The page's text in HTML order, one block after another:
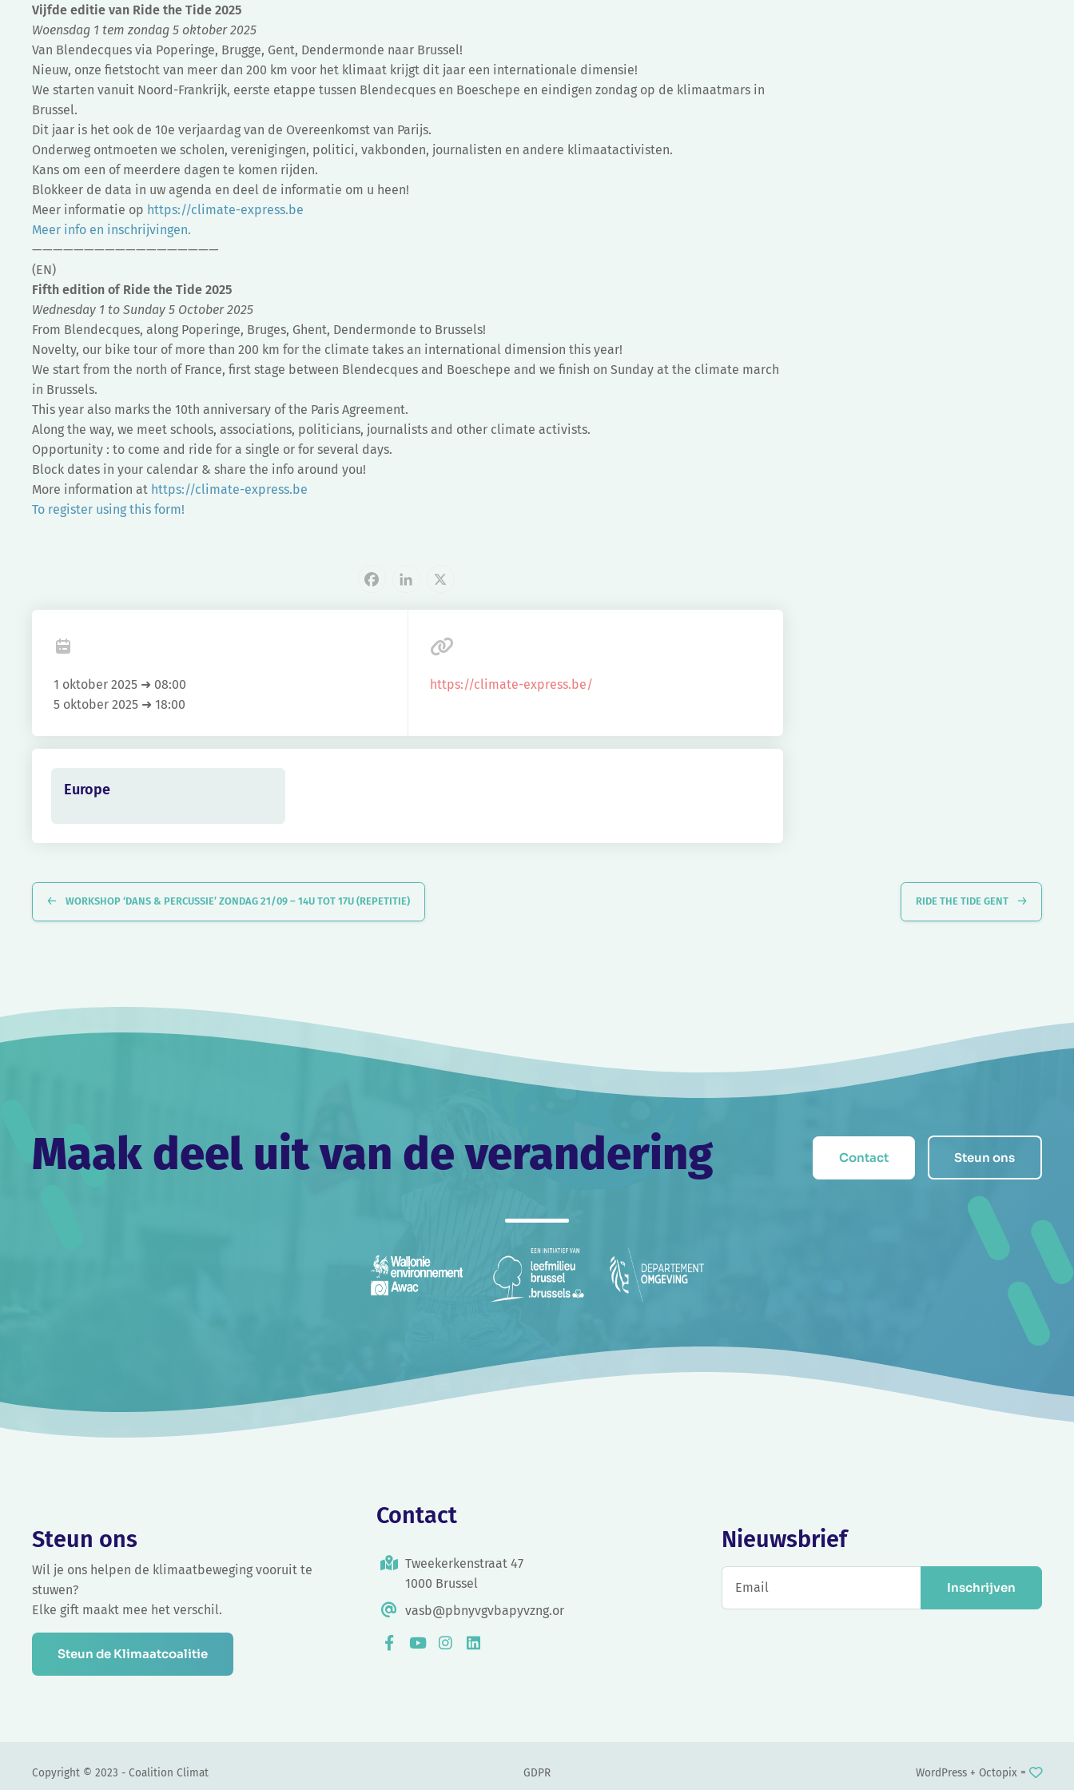
Vijfde editie van Ride the Tide 2025
Woensdag 1 tem zondag 5 oktober 2025
Van Blendecques via Poperinge, Brugge, Gent, Dendermonde naar Brussel!
Nieuw, onze fietstocht van meer dan 200 km voor het klimaat krijgt dit jaar een internationale dimensie!
We starten vanuit Noord-Frankrijk, eerste etappe tussen Blendecques en Boeschepe en eindigen zondag op de klimaatmars in
Brussel.
Dit jaar is het ook de 10e verjaardag van de Overeenkomst van Parijs.
Onderweg ontmoeten we scholen, verenigingen, politici, vakbonden, journalisten en andere klimaatactivisten.
Kans om een of meerdere dagen te komen rijden.
Blokkeer de data in uw agenda en deel de informatie om u heen!
Meer informatie op https://climate-express.be
Meer info en inschrijvingen.
——————————————————
(EN)
Fifth edition of Ride the Tide 2025
Wednesday 1 to Sunday 5 October 2025
From Blendecques, along Poperinge, Bruges, Ghent, Dendermonde to Brussels!
Novelty, our bike tour of more than 200 km for the climate takes an international dimension this year!
We start from the north of France, first stage between Blendecques and Boeschepe and we finish on Sunday at the climate march
in Brussels.
This year also marks the 10th anniversary of the Paris Agreement.
Along the way, we meet schools, associations, politicians, journalists and other climate activists.
Opportunity : to come and ride for a single or for several days.
Block dates in your calendar & share the info around you!
More information at https://climate-express.be
To register using this form!
Facebook
LinkedIn
X
1 oktober 2025 ➜ 08:00
5 oktober 2025 ➜ 18:00
https://climate-express.be/
Europe
Navigatie
WORKSHOP ‘DANS & PERCUSSIE’ ZONDAG 21/09 – 14U TOT 17U (REPETITIE) RIDE THE TIDE GENT
Maak deel uit van de verandering Contact Steun ons
Steun ons
Wil je ons helpen de klimaatbeweging vooruit te
stuwen?
Elke gift maakt mee het verschil.
Steun de Klimaatcoalitie
Contact
Tweekerkenstraat 47
1000 Brussel
vasb@pbnyvgvbapyvzng.or
Nieuwsbrief
Inschrijven
Copyright © 2023 - Coalition Climat GDPR WordPress + Octopix=